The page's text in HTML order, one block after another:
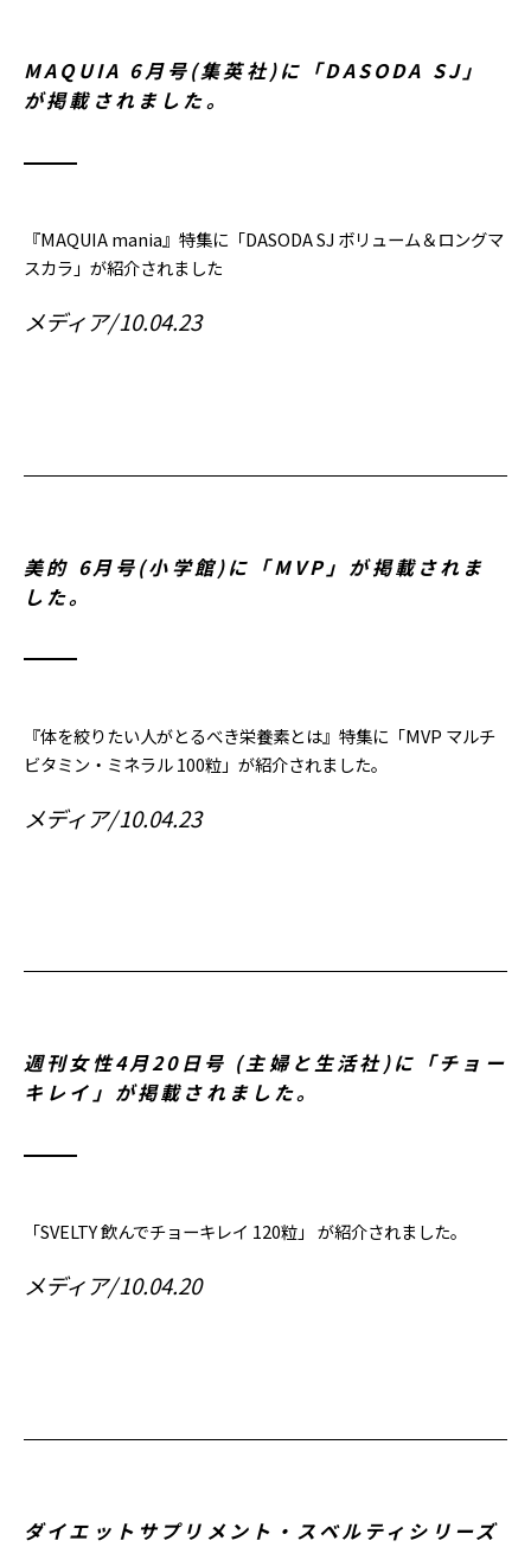
MAQUIA 6月号(集英社)に「DASODA SJ」
が掲載されました。
『MAQUIA mania』特集に「DASODA SJ ボリューム＆ロングマ
スカラ」が紹介されました
メディア 10.04.23
美的 6月号(小学館)に「MVP」が掲載されま
した。
『体を絞りたい人がとるべき栄養素とは』特集に「MVP マルチ
ビタミン・ミネラル 100粒」が紹介されました。
メディア 10.04.23
週刊女性4月20日号 (主婦と生活社)に「チョー
キレイ」が掲載されました。
「SVELTY 飲んでチョーキレイ 120粒」 が紹介されました。
メディア 10.04.20
ダイエットサプリメント・スベルティシリーズ